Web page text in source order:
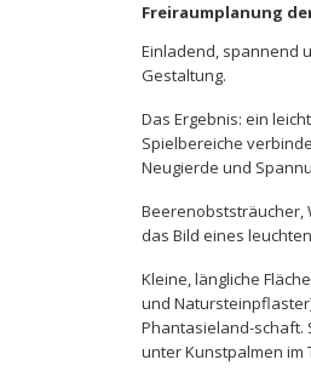
Freiraumplanung
Einladend, spannend
Gestaltung.
Das Ergebnis: ein
Spielbereiche
Neugierde und
Beerenobststräucher,
das Bild eines
Kleine, längliche
und
Phantasieland-schaft.
unter Kunstpalmen im